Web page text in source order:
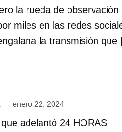
la rueda de observación
miles en las redes
la transmisión
enero 22, 2024
adelantó 24 HORAS